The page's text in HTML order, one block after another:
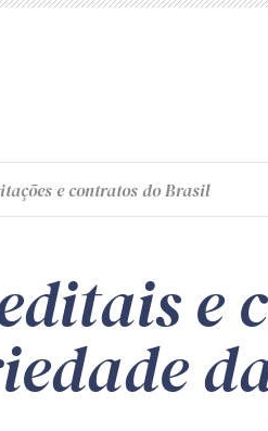
e contratos do Brasil
e